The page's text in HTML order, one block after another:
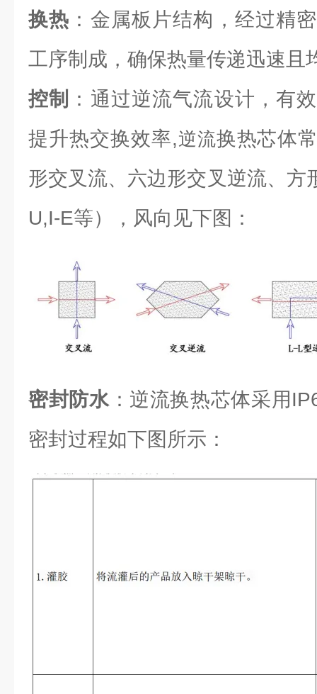
换热 ：金属板片结构，经过精
工序制成，确保热量传递迅速且
控制
：通过逆流气流设计，有
提升热交换效率,逆流换热芯体
形交叉流、六边形交叉逆流、方
U,I-E等），风向见下图：
密封防水：逆流换热芯体采用
密封过程如下图所示：